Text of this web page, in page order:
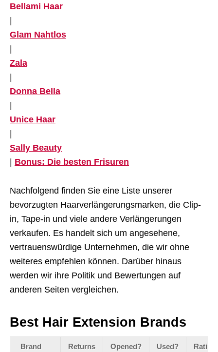
Bellami Haar
Glam Nahtlos
Zala
Donna Bella
Unice Haar
Sally Beauty
Bonus: Die besten Frisuren
Nachfolgend finden Sie eine Liste unserer
bevorzugten Haarverlängerungsmarken, die Clip-
in, Tape-in und viele andere Verlängerungen
verkaufen. Es handelt sich um angesehene,
vertrauenswürdige Unternehmen, die wir ohne
weiteres empfehlen können. Darüber hinaus
werden wir ihre Politik und Bewertungen auf
anderen Seiten vergleichen.
Best Hair Extension Brands
Brand Returns Opened? Used? Rating